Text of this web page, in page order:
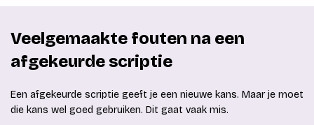
Veelgemaakte fouten na een
afgekeurde scriptie
Een afgekeurde scriptie geeft je een nieuwe kans. Maar je moet
die kans wel goed gebruiken. Dit gaat vaak mis.